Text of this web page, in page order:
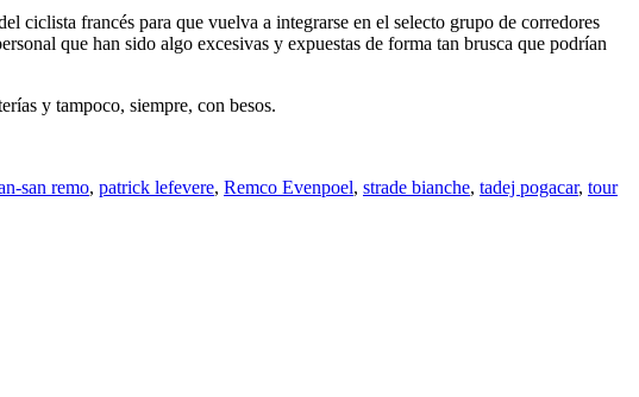
ciclista francés para que vuelva a integrarse en el selecto grupo de corredores
que han sido algo excesivas y expuestas de forma tan brusca que podrían
y tampoco, siempre, con besos.
san remo, patrick lefevere, Remco Evenpoel, strade bianche, tadej pogacar, tour